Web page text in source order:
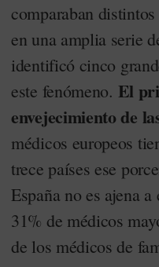
comparaban
en una amplia serie
identificó cinco
este fenómeno. El
envejecimiento de
médicos europeos
trece países ese
España no es ajena
31% de médicos
de los médicos de